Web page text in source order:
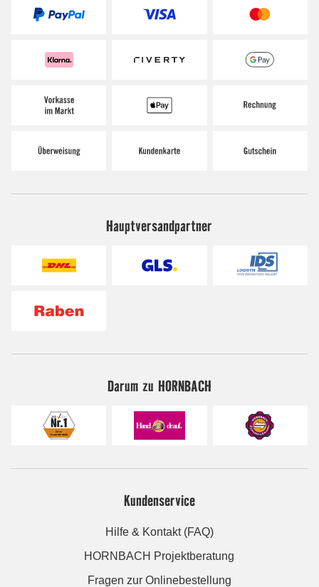
Hauptversandpartner
Darum zu HORNBACH
Kundenservice
Hilfe & Kontakt (FAQ)
HORNBACH Projektberatung
Fragen zur Onlinebestellung